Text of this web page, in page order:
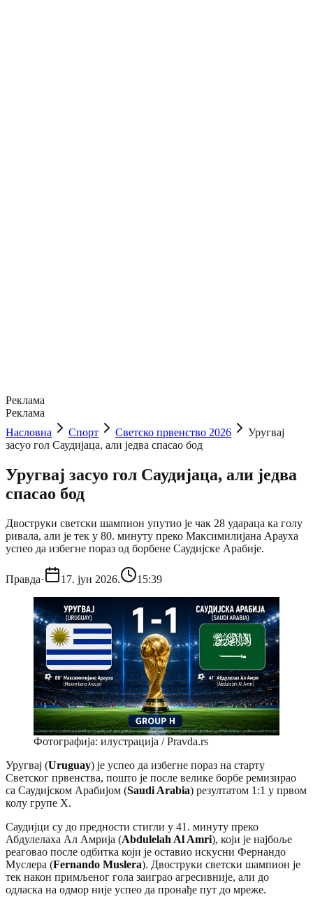
Реклама
Реклама
Насловна
Спорт Светско првенство 2026
Уругвај
засуо гол Саудијаца, али једва спасао бод
Уругвај засуо гол Саудијаца, али једва
спасао бод
Двоструки светски шампион упутио је чак 28 удараца ка голу
ривала, али је тек у 80. минуту преко Максимилијана Арауха
успео да избегне пораз од борбене Саудијске Арабије.
Правда· 17. јун 2026. 15:39
Фотографија: илустрација / Pravda.rs
Уругвај (Uruguay) је успео да избегне пораз на старту
Светског првенства, пошто је после велике борбе ремизирао
са Саудијском Арабијом (Saudi Arabia) резултатом 1:1 у првом
колу групе Х.
Саудијци су до предности стигли у 41. минуту преко
Абдулелаха Ал Амрија (Abdulelah Al Amri), који је најбоље
реаговао после одбитка који је оставио искусни Фернандо
Муслера (Fernando Muslera). Двоструки светски шампион је
тек након примљеног гола заиграо агресивније, али до
одласка на одмор није успео да пронађе пут до мреже.